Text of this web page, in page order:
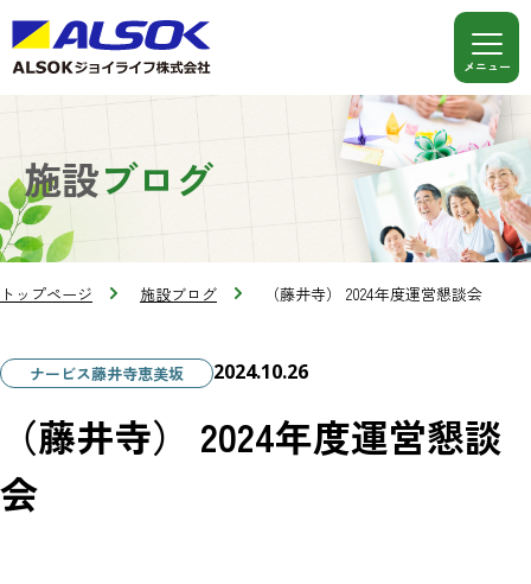
施設ブログ
トップページ 施設ブログ （藤井寺） 2024年度運営懇談会
ナービス藤井寺恵美坂 2024.10.26
（藤井寺） 2024年度運営懇談
会